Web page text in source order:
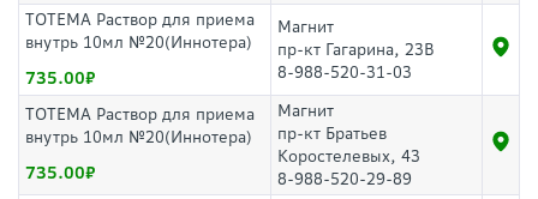
ТОТЕМА Раствор для приема
внутрь 10мл №20(Иннотера)
735.00
Магнит
пр-кт Гагарина, 23В
8-988-520-31-03
ТОТЕМА Раствор для приема
внутрь 10мл №20(Иннотера)
735.00
Магнит
пр-кт Братьев
Коростелевых, 43
8-988-520-29-89